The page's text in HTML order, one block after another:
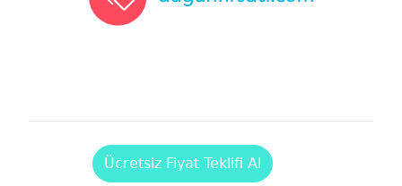
Ücretsiz Fiyat Teklifi Al
Düğünfırsatı